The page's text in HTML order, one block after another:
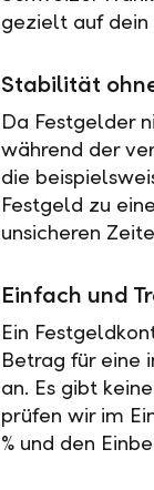
gezielt auf dein
Stabilität
Da Festgelder
während der
die
Festgeld zu
unsicheren
Einfach und
Ein
Betrag für eine
an. Es gibt
prüfen wir im
% und den